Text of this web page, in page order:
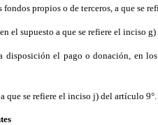
propios o de terceros, a que se
el supuesto a que se refiere el inciso
disposición el pago o donación, en
que se refiere el inciso j) del artículo 9°.